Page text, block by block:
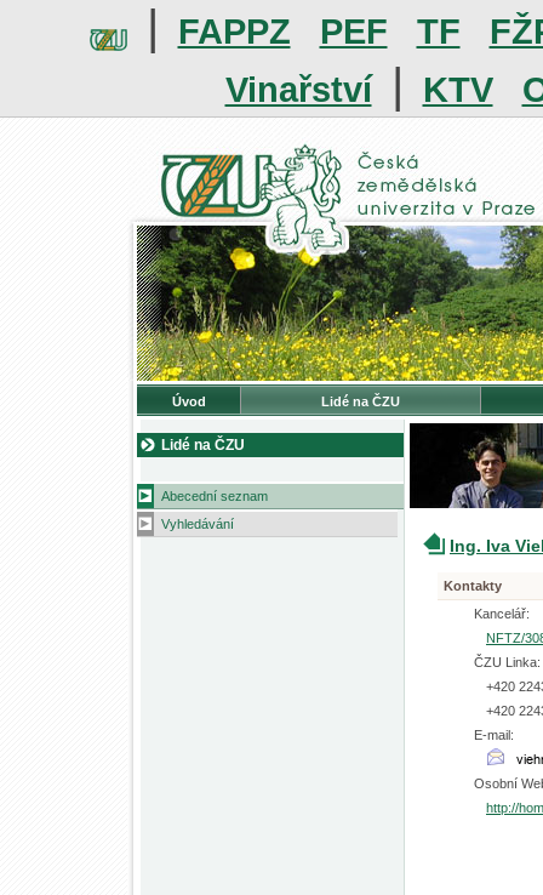
| FAPPZ PEF TF
Vinařství | KTV
Úvod Lidé na ČZU
Lidé na ČZU
Abecední seznam
Vyhledávání
Ing. Iva
Kontakty
Kancelář:
NFTZ/
ČZU Linka:
+420
+420
E-mail:
Osobní
http://